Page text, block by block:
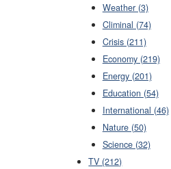
Weather (3)
Climinal (74)
Crisis (211)
Economy (219)
Energy (201)
Education (54)
International (46)
Nature (50)
Science (32)
TV (212)